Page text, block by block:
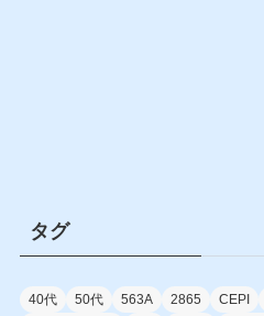
タグ
40代 50代 563A 2865 CEPI